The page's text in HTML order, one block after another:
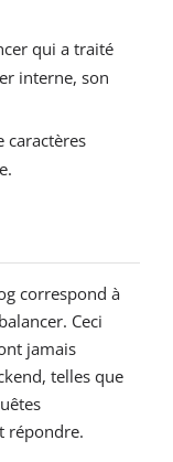
qui a traité
interne, son
caractères
correspond à
Ceci
jamais
telles que
répondre.